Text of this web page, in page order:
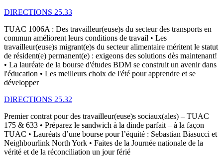
DIRECTIONS 25.33
TUAC 1006A : Des travailleur(euse)s du secteur des transports en
commun améliorent leurs conditions de travail • Les
travailleur(euse)s migrant(e)s du secteur alimentaire méritent le statut
de résident(e) permanent(e) : exigeons des solutions dès maintenant!
• La lauréate de la bourse d'études BDM se construit un avenir dans
l'éducation • Les meilleurs choix de l'été pour apprendre et se
développer
DIRECTIONS 25.32
Premier contrat pour des travailleur(euse)s sociaux(ales) – TUAC
175 & 633 • Préparez le sandwich à la dinde parfait – à la façon
TUAC • Lauréats d’une bourse pour l’équité : Sebastian Biasucci et
Neighbourlink North York • Faites de la Journée nationale de la
vérité et de la réconciliation un jour férié